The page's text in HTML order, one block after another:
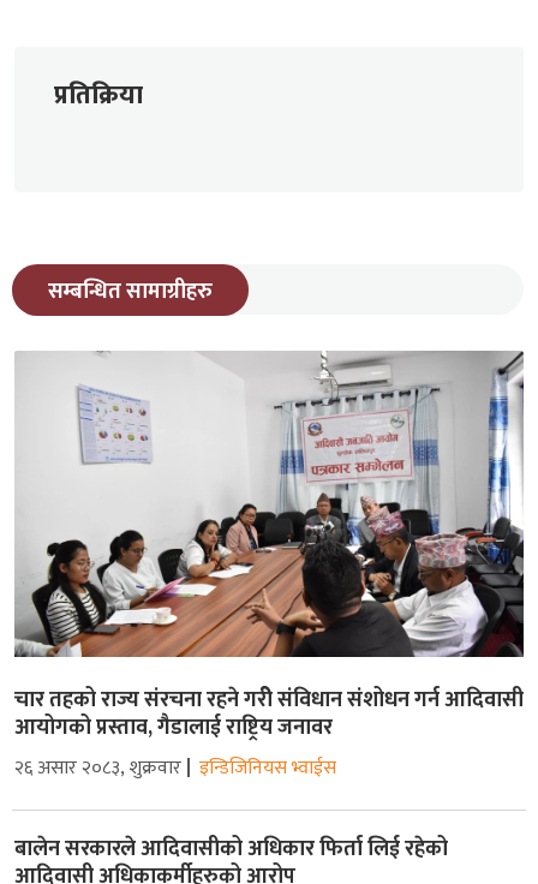
प्रतिक्रिया
सम्बन्धित सामाग्रीहरु
चार तहको राज्य संरचना रहने गरीे संविधान संशोधन गर्न आदिवासी
आयोगको प्रस्ताव, गैडालाई राष्ट्रिय जनावर
२६ असार २०८३, शुक्रवार इन्डिजिनियस भ्वाईस
बालेन सरकारले आदिवासीको अधिकार फिर्ता लिई रहेको
आदिवासी अधिकाकर्मीहरुको आरोप